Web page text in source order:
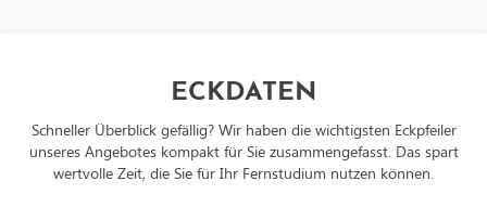
ECKDATEN
Schneller Überblick gefällig? Wir haben die wichtigsten Eckpfeiler
unseres Angebotes kompakt für Sie zusammengefasst. Das spart
wertvolle Zeit, die Sie für Ihr Fernstudium nutzen können.